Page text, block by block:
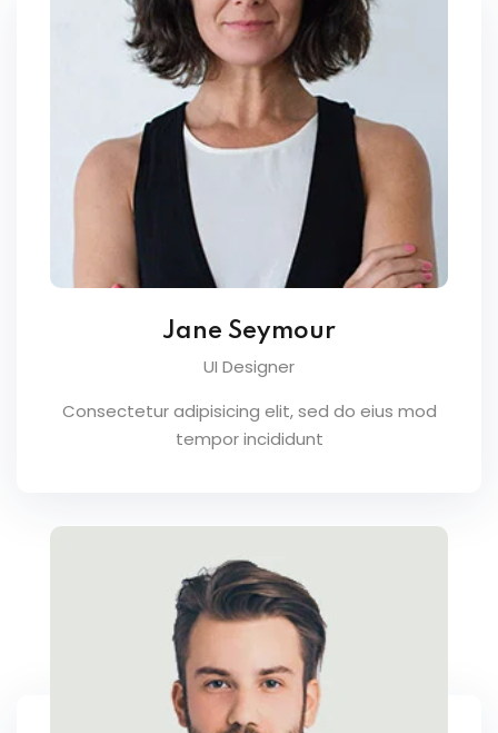
Jane Seymour
UI Designer
Consectetur adipisicing elit, sed do eius mod
tempor incididunt